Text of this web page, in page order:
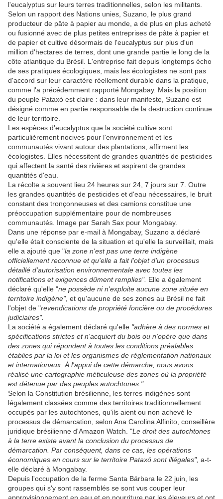
l'eucalyptus sur leurs terres traditionnelles, selon les militants.
Selon un rapport des Nations unies, Suzano, le plus grand
producteur de pâte à papier au monde, a de plus en plus acheté
ou fusionné avec de plus petites entreprises de pâte à papier et
de papier et cultive désormais de l'eucalyptus sur plus d'un
million d'hectares de terres, dont une grande partie le long de la
côte atlantique du Brésil. L'entreprise fait depuis longtemps écho
de ses pratiques écologiques, mais les écologistes ne sont pas
d'accord sur leur caractère réellement durable dans la pratique,
comme l'a précédemment rapporté Mongabay. Mais la position
du peuple Pataxó est claire : dans leur manifeste, Suzano est
désigné comme en partie responsable de la destruction continue
de leur territoire.
Les espèces d'eucalyptus que la société cultive sont
particulièrement nocives pour l'environnement et les
communautés vivant autour des plantations, affirment les
écologistes. Elles nécessitent de grandes quantités de pesticides
qui affectent la santé des rivières et aspirent de grandes
quantités d'eau.
La récolte a souvent lieu 24 heures sur 24, 7 jours sur 7. Outre
les grandes quantités de pesticides et d'eau nécessaires, le bruit
constant des tronçonneuses et des camions constitue une
préoccupation supplémentaire pour de nombreuses
communautés. Image par Sarah Sax pour Mongabay.
Dans une réponse par e-mail à Mongabay, Suzano a déclaré
qu'elle était consciente de la situation et qu'elle la surveillait, mais
elle a ajouté que "la zone n'est pas une terre indigène
officiellement reconnue et qu'elle a fait l'objet d'un processus
détaillé d'autorisation environnementale avec toutes les
notifications et exigences dûment remplies". Elle a également
déclaré qu'elle "ne possède ni n'exploite aucune zone située en
territoire indigène", et qu'aucune de ses zones au Brésil ne fait
l'objet de "revendications de propriété foncière ou de procédures
judiciaires".
La société a également déclaré qu'elle "adhère à des normes et
spécifications strictes et n'acquiert du bois ou n'opère que dans
des zones qui répondent à toutes les conditions préalables
établies par la loi et les organismes de réglementation nationaux
et internationaux. À l'appui de cette démarche, nous avons
réalisé une cartographie méticuleuse des zones où la propriété
est détenue par des peuples autochtones."
Selon la Constitution brésilienne, les terres indigènes sont
légalement classées comme des territoires traditionnellement
occupés par les autochtones, qu'ils aient ou non achevé le
processus de démarcation, selon Ana Carolina Alfinito, conseillère
juridique brésilienne d'Amazon Watch. "Le droit des autochtones
à la terre existe avant la conclusion du processus de
démarcation. Par conséquent, dans ce cas, les opérations
économiques en cours sur le territoire Pataxó sont illégales", a-t-
elle déclaré à Mongabay.
Depuis l'occupation de la ferme Santa Bárbara le 22 juin, les
groupes qui s'y sont rassemblés se sont vus couper leur